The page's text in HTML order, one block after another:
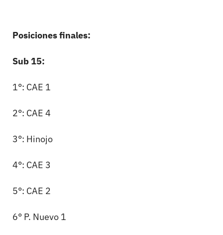
Posiciones finales:
Sub 15:
1°: CAE 1
2°: CAE 4
3°: Hinojo
4°: CAE 3
5°: CAE 2
6° P. Nuevo 1